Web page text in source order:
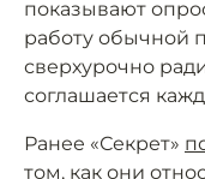
показывают
работу обычной
сверхурочно
соглашается
Ранее «Секрет»
том, как они